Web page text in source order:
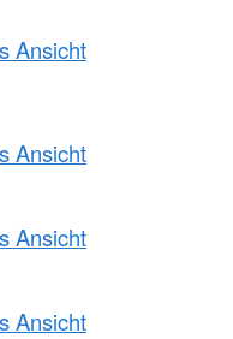
Ansicht
Ansicht
Ansicht
Ansicht